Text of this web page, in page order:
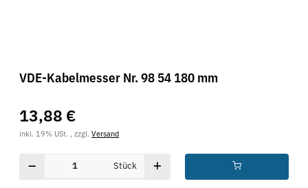
VDE-Kabelmesser Nr. 98 54 180 mm
13,88 €
inkl. 19% USt. , zzgl. Versand
Stück